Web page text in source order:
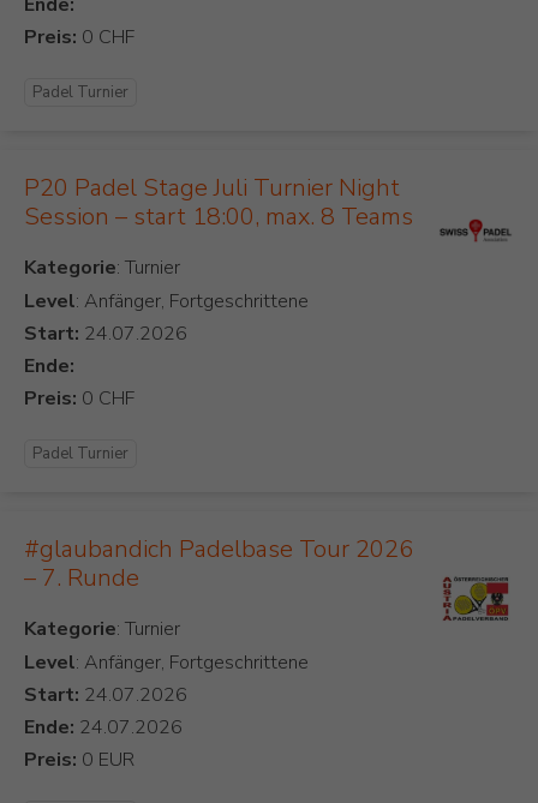
Preis:
Padel Turnier
P20 Padel Stage Juli Turnier Night
Session – start 18:00, max. 8 Teams
Kategorie
Level: Anfänger, Fortgeschrittene
Start:
Ende:
Preis:
Padel Turnier
#glaubandich Padelbase Tour 2026
– 7. Runde
Kategorie
Level: Anfänger, Fortgeschrittene
Start:
Ende:
Preis: